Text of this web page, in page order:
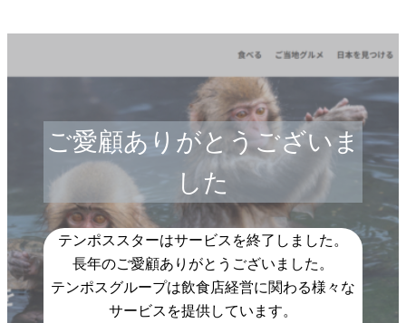
ご愛顧ありがとうございま
した
テンポススターはサービスを終了しました。
長年のご愛顧ありがとうございました。
テンポスグループは飲食店経営に関わる様々な
サービスを提供しています。